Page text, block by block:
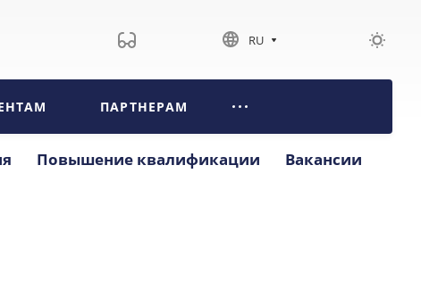
RU
ПАРТНЕРАМ
Повышение квалификации Вакансии